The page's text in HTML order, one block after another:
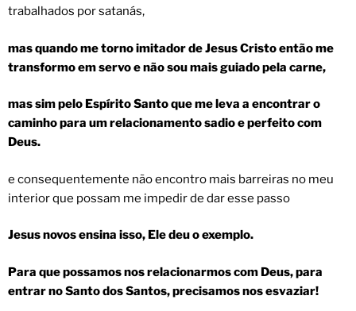
trabalhados por satanás,
mas quando me torno imitador de Jesus Cristo então me
transformo em servo e não sou mais guiado pela carne,
mas sim pelo Espírito Santo que me leva a encontrar o
caminho para um relacionamento sadio e perfeito com
Deus.
e consequentemente não encontro mais barreiras no meu
interior que possam me impedir de dar esse passo
Jesus novos ensina isso, Ele deu o exemplo.
Para que possamos nos relacionarmos com Deus, para
entrar no Santo dos Santos, precisamos nos esvaziar!